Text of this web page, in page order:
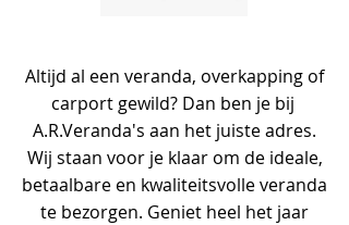
Altijd al een veranda, overkapping of
carport gewild? Dan ben je bij
A.R.Veranda's aan het juiste adres.
Wij staan voor je klaar om de ideale,
betaalbare en kwaliteitsvolle veranda
te bezorgen. Geniet heel het jaar